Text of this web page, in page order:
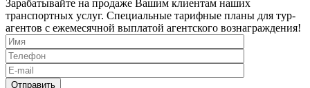
Зарабатывайте на продаже Вашим клиентам наших
транспортных услуг. Специальные тарифные планы для тур-
агентов с ежемесячной выплатой агентского вознаграждения!